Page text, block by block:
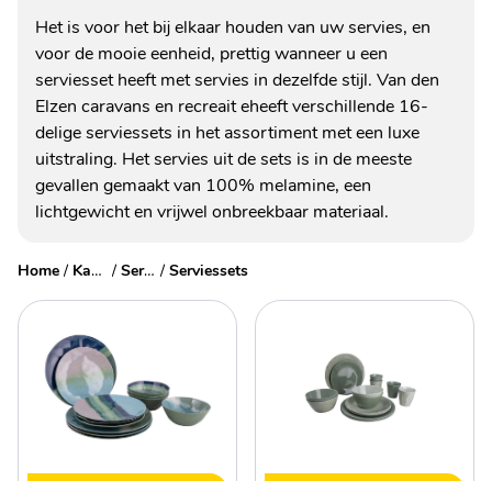
Het is voor het bij elkaar houden van uw servies, en
voor de mooie eenheid, prettig wanneer u een
serviesset heeft met servies in dezelfde stijl. Van den
Elzen caravans en recreait eheeft verschillende 16-
delige serviessets in het assortiment met een luxe
uitstraling. Het servies uit de sets is in de meeste
gevallen gemaakt van 100% melamine, een
lichtgewicht en vrijwel onbreekbaar materiaal.
Home / Kampeerartikelen / Servies & bestek / Serviessets